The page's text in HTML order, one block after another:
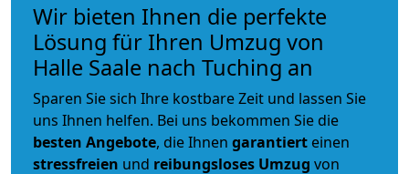
Wir bieten Ihnen die perfekte
Lösung für Ihren Umzug von
Halle Saale nach Tuching an
Sparen Sie sich Ihre kostbare Zeit und lassen Sie
uns Ihnen helfen. Bei uns bekommen Sie die
besten Angebote, die Ihnen garantiert einen
stressfreien und reibungsloses Umzug von